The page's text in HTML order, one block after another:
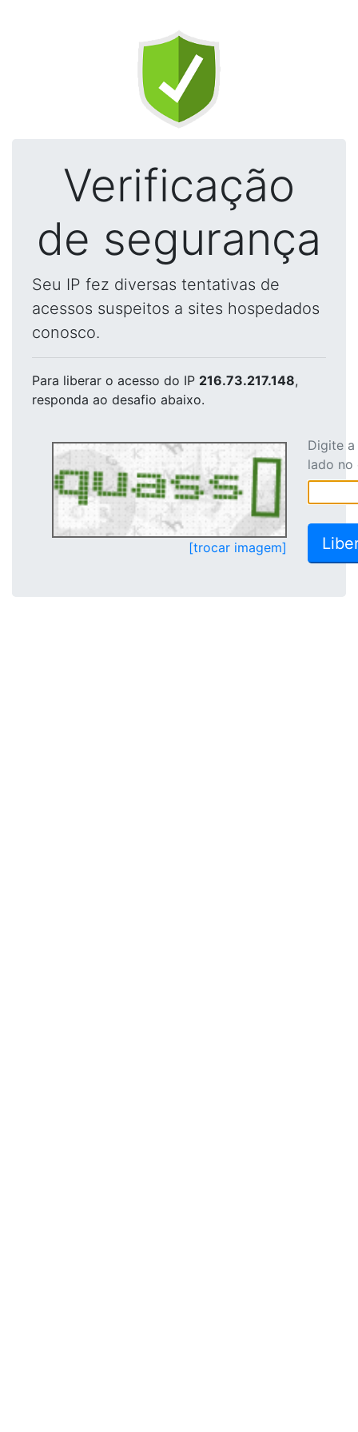
Verificação
de segurança
Seu IP fez diversas tentativas de
acessos suspeitos a sites hospedados
conosco.
Para liberar o acesso do IP 216.73.217.148,
responda ao desafio abaixo.
[trocar imagem]
Digite
lado no